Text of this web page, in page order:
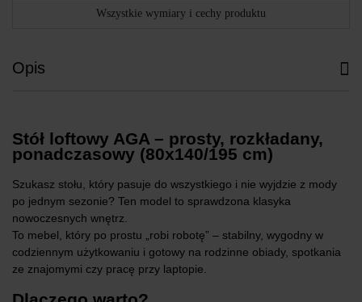
Wszystkie wymiary i cechy produktu
Opis
Stół loftowy AGA – prosty, rozkładany,
ponadczasowy (80x140/195 cm)
Szukasz stołu, który pasuje do wszystkiego i nie wyjdzie z mody
po jednym sezonie? Ten model to sprawdzona klasyka
nowoczesnych wnętrz.
To mebel, który po prostu „robi robotę” – stabilny, wygodny w
codziennym użytkowaniu i gotowy na rodzinne obiady, spotkania
ze znajomymi czy pracę przy laptopie.